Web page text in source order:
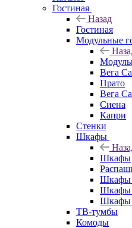
Гостиная
Назад
Гостиная
Модульные
Вега
Прато
Вега
Сиена
Капри
Стенки
Шкафы
Шкафы
Шкафы
Шкафы
Шкафы
ТВ-тумбы
Комоды